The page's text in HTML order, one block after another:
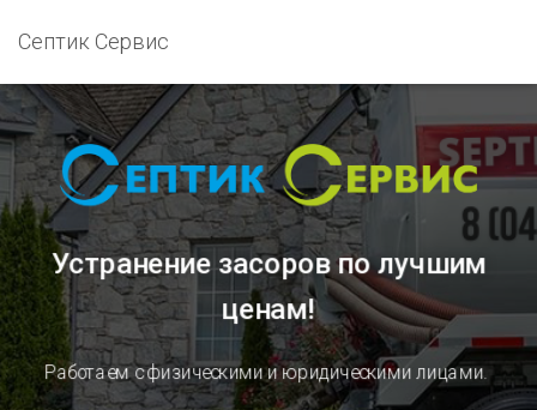
Септик Сервис
Устранение засоровпо лучшим
ценам!
Работаем с физическими и юридическими лицами.